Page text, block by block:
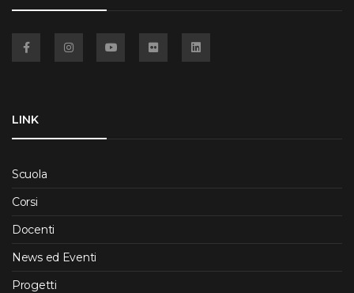
LINK
Scuola
Corsi
Docenti
News ed Eventi
Progetti